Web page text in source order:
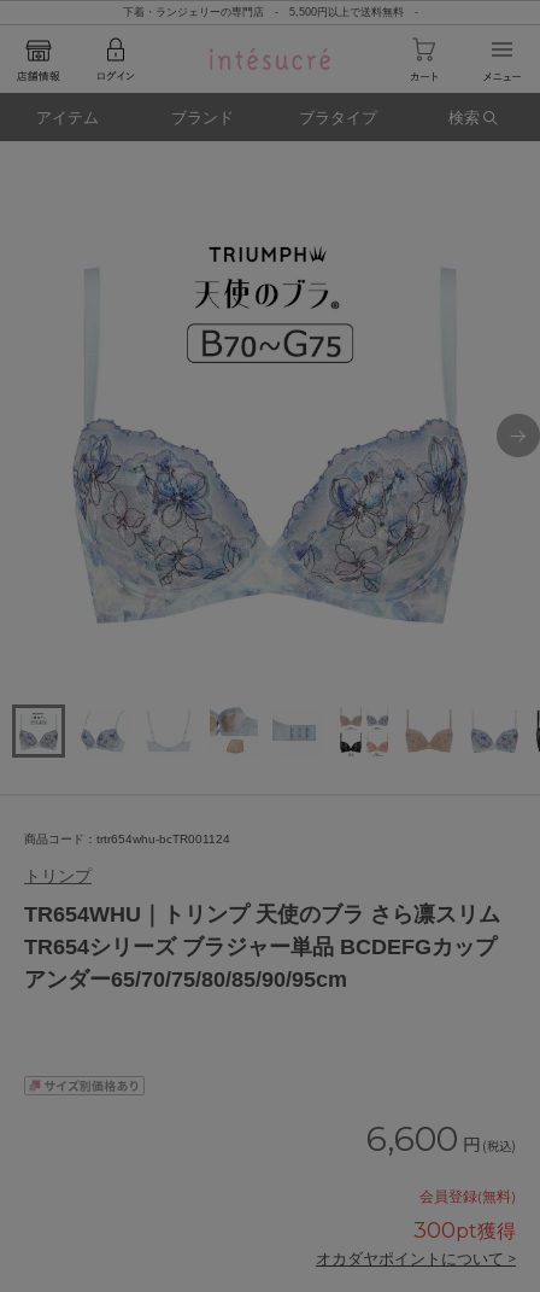
下着・ランジェリーの専門店 - 5,500円以上で送料無料 -
アイテム ブランド ブラタイプ 検索
商品コード：trtr654whu-bcTR001124
トリンプ
TR654WHU｜トリンプ 天使のブラ さら凛スリム
TR654シリーズ ブラジャー単品 BCDEFGカップ
アンダー65/70/75/80/85/90/95cm
6,600 円 (税込)
会員登録(無料)
300pt獲得
オカダヤポイントについて >